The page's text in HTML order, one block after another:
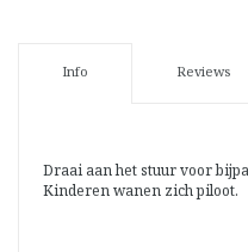
Info Reviews
Draai aan het stuur voor
Kinderen wanen zich piloot.